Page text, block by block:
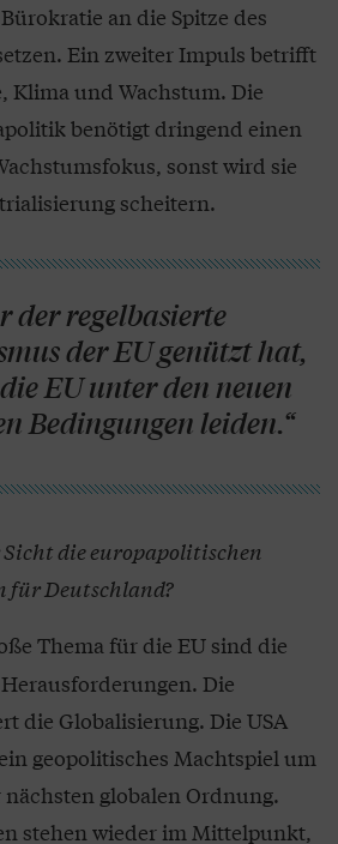
an die Spitze des
Ein zweiter Impuls betrifft
Klima und Wachstum. Die
benötigt dringend einen
sonst wird sie
scheitern.
der regelbasierte
der EU genützt hat,
EU unter den neuen
Bedingungen leiden.“
Sicht die europapolitischen
für Deutschland?
Thema für die EU sind die
Die
die Globalisierung. Die USA
geopolitisches Machtspiel um
globalen Ordnung.
stehen wieder im Mittelpunkt,